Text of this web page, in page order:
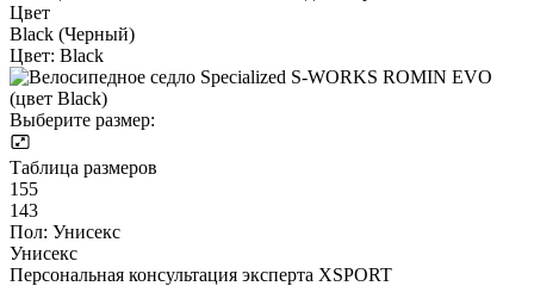
Цвет
Black (Черный)
Цвет: Black
Выберите размер:
Таблица размеров
155
143
Пол: Унисекс
Унисекс
Персональная консультация эксперта XSPORT